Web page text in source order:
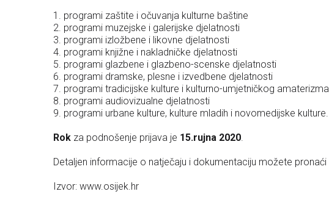
1. programi zaštite i očuvanja kulturne baštine
2. programi muzejske i galerijske djelatnosti
3. programi izložbene i likovne djelatnosti
4. programi knjižne i nakladničke djelatnosti
5. programi glazbene i glazbeno-scenske djelatnosti
6. programi dramske, plesne i izvedbene djelatnosti
7. programi tradicijske kulture i kulturno-umjetničkog amaterizma
8. programi audiovizualne djelatnosti
9. programi urbane kulture, kulture mladih i novomedijske kulture.
Rok za podnošenje prijava je 15.rujna 2020.
Detaljen informacije o natječaju i dokumentaciju možete pronaći
Izvor: www.osijek.hr